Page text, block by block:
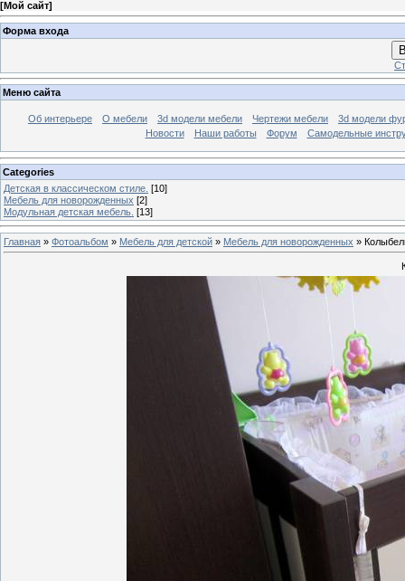
[Мой сайт]
Форма входа
Меню сайта
Об интерьере О мебели 3d модели мебели Чертежи мебели
3d модели
Новости
Наши работы Форум Самодельные
Categories
Детская в классическом стиле. [10]
Мебель для новорожденных [2]
Модульная детская мебель. [13]
Главная » Фотоальбом » Мебель для детской » Мебель для новорожденных »